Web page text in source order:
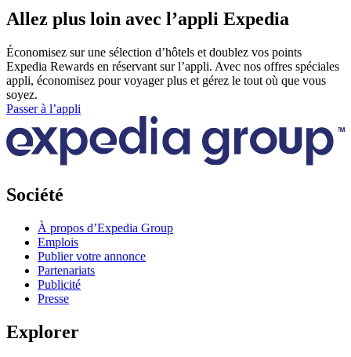
Allez plus loin avec l’appli Expedia
Économisez sur une sélection d’hôtels et doublez vos points
Expedia Rewards en réservant sur l’appli. Avec nos offres spéciales
appli, économisez pour voyager plus et gérez le tout où que vous
soyez.
Passer à l’appli
Société
À propos d’Expedia Group
Emplois
Publier votre annonce
Partenariats
Publicité
Presse
Explorer